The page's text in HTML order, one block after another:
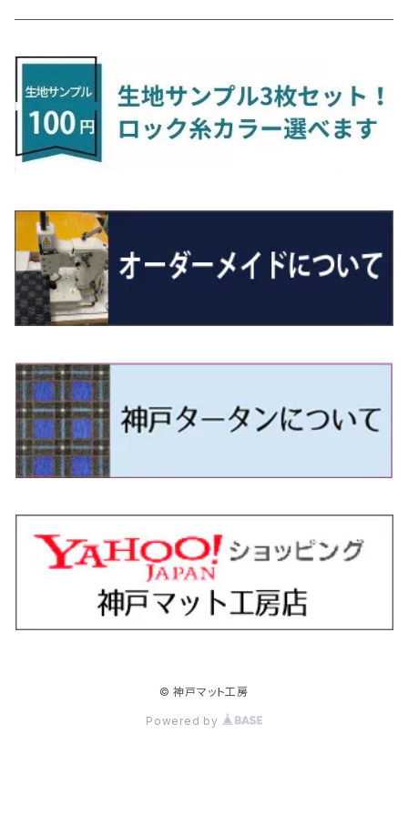
H27/1～R5/6 30系
R5/6～ 40系
H24/4～29/10 20系
ヴィッツ
H22/12～R2/3 130系
ヴォクシー
H26/1～R4/1 80系
R4/1～ 90系
エスクァイア
H26/10～R3/12 80系
エスティマ
H18/1～H24/5（前期）
H24/5～R1/10（後期）
エスティマ・ハイブリッド
H18/6～H24/5（前期）
H24/5～R1/10（後期）
オーリス
H24/8～H30/3 180系
カムリ
H24/5～ 160系
カローラ・クロス
カローラ・スポーツ
R3/11～ 20系
H26/10～
ＲＸ
H27/10～R4/7 20系5人乗
H29/12～R4/7 20系7人乗
R4/11～ 10系
ＵＸ
H30/11～
R2/6~R8/6 15系(e-POWER)
R8/6～ 16系
H11/6～H16/10 Y34
サクラ
R4/5～ B6AW
シーマ
H13/1～R4/8 F50・Y51
シルビア
H3/1～H11/1 S13・S14
H11/1～H14/11 S15
シルフィ
H24/12～R3/10 TB17
ジューク
H22/6～R2/6 F15
スカイライン
H13/6～H18/11 V35
H26/2～ V37
スカイライン・クロスオーバー
H11/6～H16/10 Y34
H1/6～H11/6 Y30
セレナ
H22/11～H28/9 C26
H23/5～ LA100系
ソルテラ
R4/5~ XEAM10X・YEAM15X
ディアスワゴン
H21/9～R2/4 S300系
トレジア
H22/11～H28/3 120系
フォレスター
H14/2～ SG/SH/SJ/SK系
プレオ
H22/4～H30/3 L275/285
プレオプラス
H24/12～H29/5 LA300/310
レヴォーグ
H15/6～R2/8 BN/BM/BL系
レガシィアウトバック
H15/10～ BP/BR/BS/BT系
レガシィツーリングワゴン
H24/11～R1/8 GJ系
キャロル
H27/1～ HB36/37/97S
キャロルエコ
H24/11～H27/1 HB35S
スクラム
H17/9～ DG64/DG17
スクラムトラック
H25/9～ DG16T
デミオ
H19/7～R1/7 DE/DJ系
ビアンテ
H20/7～30/3 CC系
ファミリア バン
H30/6～ 160系
H24/10～ MJ系
フレアクロスオーバー
H26/1～ MS系
R1/7～ LA650/660
H28/11～ M900系
ハイゼット・キャディー
H28/6～R3/9 LA700V
ハイゼット・カーゴ
H16/12～ S300/S700系
ハイゼット・トラック
H11/1～ S200/S500系
ブーン
H28/4～R5/12 M700系
ミラ
H18/12～ L275/285
ミラ・イース
H23/9～ LA300系
ミラ・ココア
H30/6～ LA550/560S
ムーヴ
H26/12～R5/7 LA150/160S
ムーヴキャンバス
H13/9～ DA系
クロスビー(XBEE)
H29/12～R7/10 MN71S
ジムニー
H3/6～ JA/JB系
ジムニーノマド
R7/4～ JC74W
ジムニーワイド/ジムニーシエラ
H10/1～H14/1 JB33/43W
H14/1～ JB43/74W
スイフト/スイフトスポーツ
H22/9～ スイフト
H23/12～
スペーシア/スペーシアカスタム/スペーシアギア
H25/3～R5/11
R5/11～ MK54S・MK94S
スペーシアベース
H23/1～H27/8 MA15S
H27/8～R2/12 MA26/36/46S
ハスラー
H26/1～ MR系
H24/10～R2/12 GF系
アウトランダーＰＨＥＶ
H25/1～ GG/GN系 5人乗
エクリプスクロス/エクリプスクロスPHEV
H30/3～ GK/GL系
タウンボックス
H26/2～ DS17/64W
ディグニティ
H24/7～H29/1 BHGY51
デリカＤ：２
H23/3～ MB系
デリカＤ：３
H23/10～H31/4 BM20 7人乗
デリカＤ：５
R5/5～ B30系/BA系
パジェロ
H18/10～R1/8 7人乗ロング V90系
H24/11～R2/3 JG1・JG2
R2/11～ JG3・JG4
N-ONE e:
R7/9~ JG5
N-VAN
H30/7～ JJ1・JJ2
N-VAN e:
R6/10~ JJ3
N‐WGN/N‐WGNカスタム
H25/11～ JH1・JH2・JH3・JH4
S660
H27/4～R3/12 JW5
WR-V
R6/3～ DG5
ZR-V
H11/6～H30/7 バン HH5・HH6
H21/12～R3/4 トラック
アコード・アコードハイブリッド
H25/6～R2/2 CR系
H16/4～28/1 １T系 トゥラン
R2/7～ A1D系
ティグアン
H20/9～H29/1 5NC系
トゥアレグ
H15/9～H30/4 7L/7P系
パサート
H23/5～H27/7 3CCAX
H27/7～ 3CC/3CD系
ザ・ビートル
H24/4～R3/4 16C系
ポロ
H21/10～H30/3 6RC系
H30/3～ AW系
H27/6～R1/8
ＣＬＳクラス
H30/6～
Ｅクラス
H28/7～
ＧＬＡクラス
H26/5～R2/6
ＧＬＥクラス
R1/6～
Ｓクラス
H25/10～R3/10
Ｖクラス
H27/4～
ラグマットミニ（S）
© 神戸マット工房
Powered by